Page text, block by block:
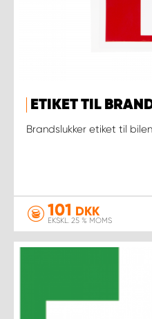
ETIKET TIL
Brandslukker etiket til
101 DKK
EKSKL. 25 % MOMS